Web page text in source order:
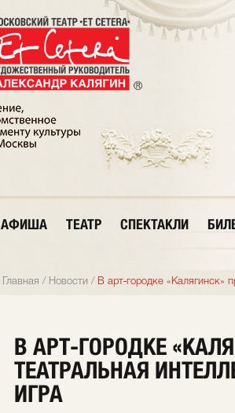
АФИША ТЕАТР СПЕКТАКЛИ
Главная / Новости / В арт‑городке «Калягинск»
В АРТ‑ГОРОДКЕ
ТЕАТРАЛЬНАЯ
ИГРА